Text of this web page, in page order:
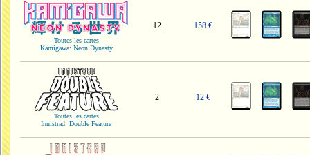
Toutes les cartes
Kamigawa: Neon Dynasty
12 158 €
Toutes les cartes
Innistrad: Double Feature
2 12 €